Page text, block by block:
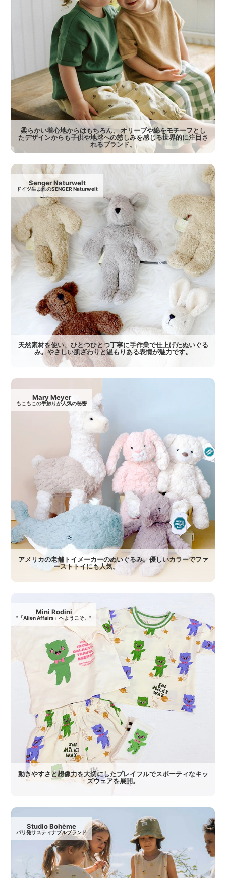
柔らかい着心地からはもちろん、 オリーブや綿をモチーフとし
たデザインからも子供や地球への慈しみを感じる世界的に注目さ
れるブランド。
Senger Naturwelt
ドイツ生まれのSENGER Naturwelt
天然素材を使い、ひとつひとつ丁寧に手作業で仕上げたぬいぐる
み。やさしい肌ざわりと温もりある表情が魅力です。
Mary Meyer
もこもこの手触りが人気の秘密
アメリカの老舗トイメーカーのぬいぐるみ。優しいカラーでファ
ーストトイにも人気。
Mini Rodini
"「Alien Affairs」へようこそ。"
動きやすさと想像力を大切にしたプレイフルでスポーティなキッ
ズウェアを展開。
Studio Bohème
パリ発サスティナブルブランド